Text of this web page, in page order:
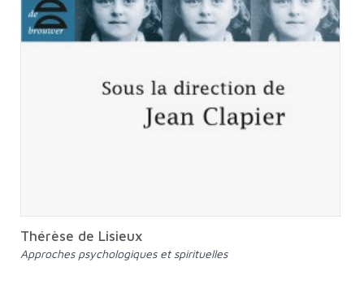
Thérèse de Lisieux
Approches psychologiques et spirituelles